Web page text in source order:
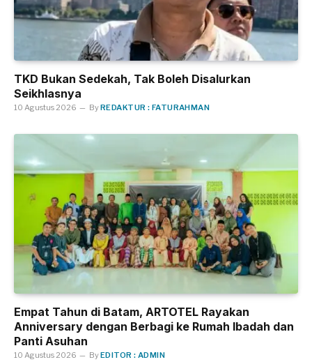
TKD Bukan Sedekah, Tak Boleh Disalurkan
Seikhlasnya
10 Agustus 2026 ByREDAKTUR : FATURAHMAN
Empat Tahun di Batam, ARTOTEL Rayakan
Anniversary dengan Berbagi ke Rumah Ibadah dan
Panti Asuhan
10 Agustus 2026 ByEDITOR : ADMIN